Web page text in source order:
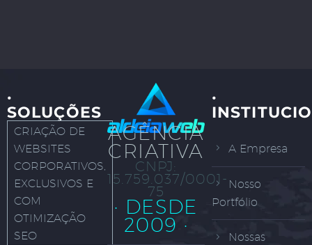
·
SOLUÇÕES
CRIAÇÃO DE
WEBSITES
CORPORATIVOS,
EXCLUSIVOS E
COM
OTIMIZAÇÃO
SEO
AGÊNCIA
CRIATIVA
CNPJ:
15.759.037/0001-
75
· DESDE
2009 ·
·
A Empresa
Nosso
Portfólio
Nossas